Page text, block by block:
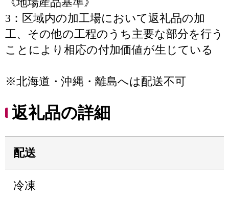
3：区域内の加工場において返礼品の加
工、その他の工程のうち主要な部分を行う
ことにより相応の付加価値が生じている
※北海道・沖縄・離島へは配送不可
返礼品の詳細
配送
冷凍